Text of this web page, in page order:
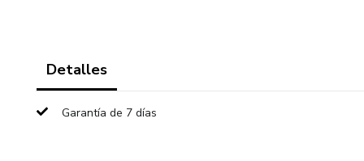
Detalles
Garantía de 7 días